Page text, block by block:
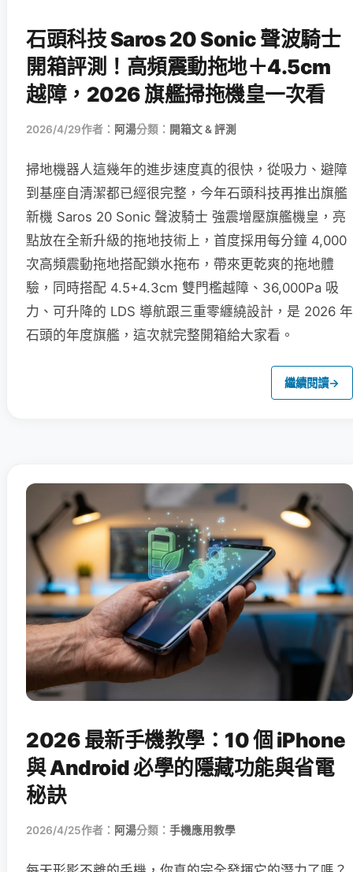
石頭科技 Saros 20 Sonic 聲波騎士
開箱評測！高頻震動拖地＋4.5cm
越障，2026 旗艦掃拖機皇一次看
2026/4/29作者： 阿湯分類： 開箱文 & 評測
掃地機器人這幾年的進步速度真的很快，從吸力、避障
到基座自清潔都已經很完整，今年石頭科技再推出旗艦
新機 Saros 20 Sonic 聲波騎士 強震增壓旗艦機皇，亮
點放在全新升級的拖地技術上，首度採用每分鐘 4,000
次高頻震動拖地搭配鎖水拖布，帶來更乾爽的拖地體
驗，同時搭配 4.5+4.3cm 雙門檻越障、36,000Pa 吸
力、可升降的 LDS 導航跟三重零纏繞設計，是 2026 年
石頭的年度旗艦，這次就完整開箱給大家看。
繼續閱讀→
2026 最新手機教學：10 個 iPhone
與 Android 必學的隱藏功能與省電
秘訣
2026/4/25作者： 阿湯分類： 手機應用教學